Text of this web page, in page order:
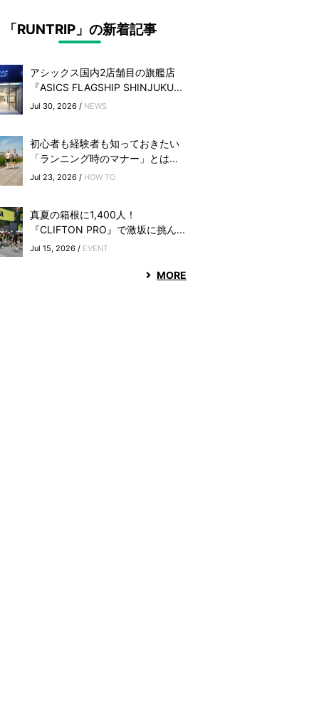
「RUNTRIP」の新着記事
アシックス国内2店舗目の旗艦店
『ASICS FLAGSHIP SHINJUKU...
Jul 30, 2026 / NEWS
初心者も経験者も知っておきたい
「ランニング時のマナー」とは...
Jul 23, 2026 / HOW TO
真夏の箱根に1,400人！
『CLIFTON PRO』で激坂に挑ん...
Jul 15, 2026 / EVENT
MORE